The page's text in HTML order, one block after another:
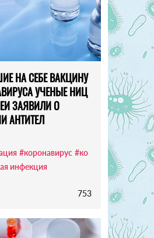
НА СЕБЕ ВАКЦИНУ
УЧЕНЫЕ НИЦ
ЗАЯВИЛИ О
АНТИТЕЛ
#коронавирус #ко
инфекция
753